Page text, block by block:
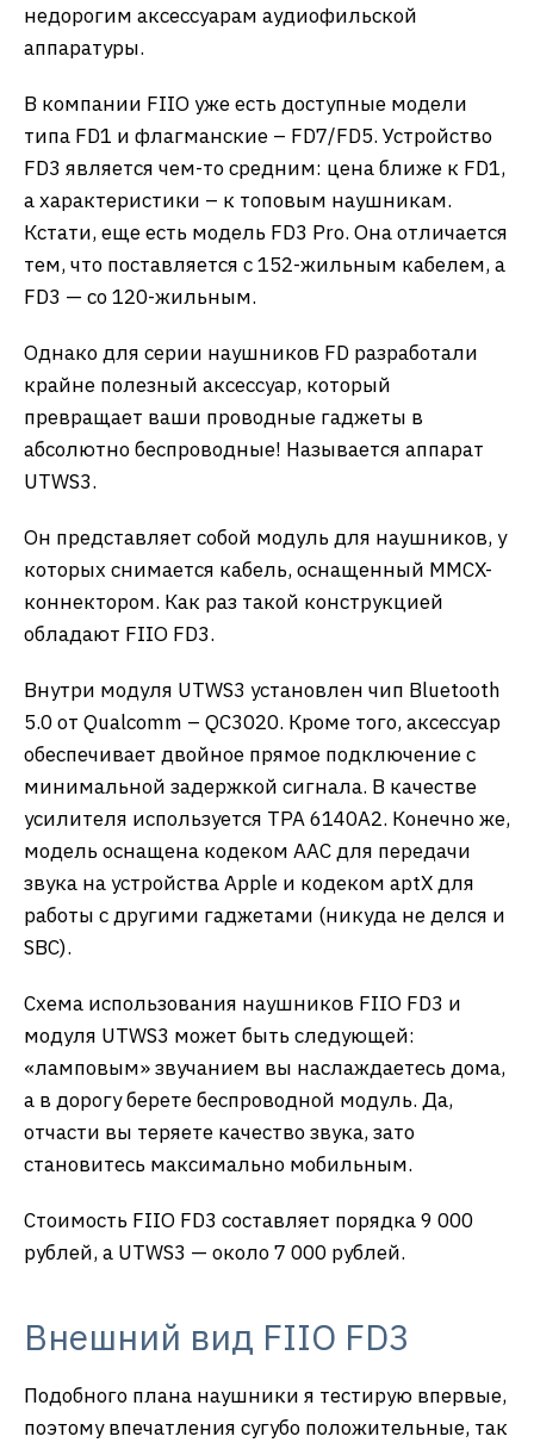
недорогим аксессуарам аудиофильской
аппаратуры.
В компании FIIO уже есть доступные модели
типа FD1 и флагманские – FD7/FD5. Устройство
FD3 является чем-то средним: цена ближе к FD1,
а характеристики – к топовым наушникам.
Кстати, еще есть модель FD3 Pro. Она отличается
тем, что поставляется с 152-жильным кабелем, а
FD3 — со 120-жильным.
Однако для серии наушников FD разработали
крайне полезный аксессуар, который
превращает ваши проводные гаджеты в
абсолютно беспроводные! Называется аппарат
UTWS3.
Он представляет собой модуль для наушников, у
которых снимается кабель, оснащенный MMCX-
коннектором. Как раз такой конструкцией
обладают FIIO FD3.
Внутри модуля UTWS3 установлен чип Bluetooth
5.0 от Qualcomm – QC3020. Кроме того, аксессуар
обеспечивает двойное прямое подключение с
минимальной задержкой сигнала. В качестве
усилителя используется TPA 6140A2. Конечно же,
модель оснащена кодеком AAC для передачи
звука на устройства Apple и кодеком aptX для
работы с другими гаджетами (никуда не делся и
SBC).
Схема использования наушников FIIO FD3 и
модуля UTWS3 может быть следующей:
«ламповым» звучанием вы наслаждаетесь дома,
а в дорогу берете беспроводной модуль. Да,
отчасти вы теряете качество звука, зато
становитесь максимально мобильным.
Стоимость FIIO FD3 составляет порядка 9 000
рублей, а UTWS3 — около 7 000 рублей.
Внешний вид FIIO FD3
Подобного плана наушники я тестирую впервые,
поэтому впечатления сугубо положительные, так